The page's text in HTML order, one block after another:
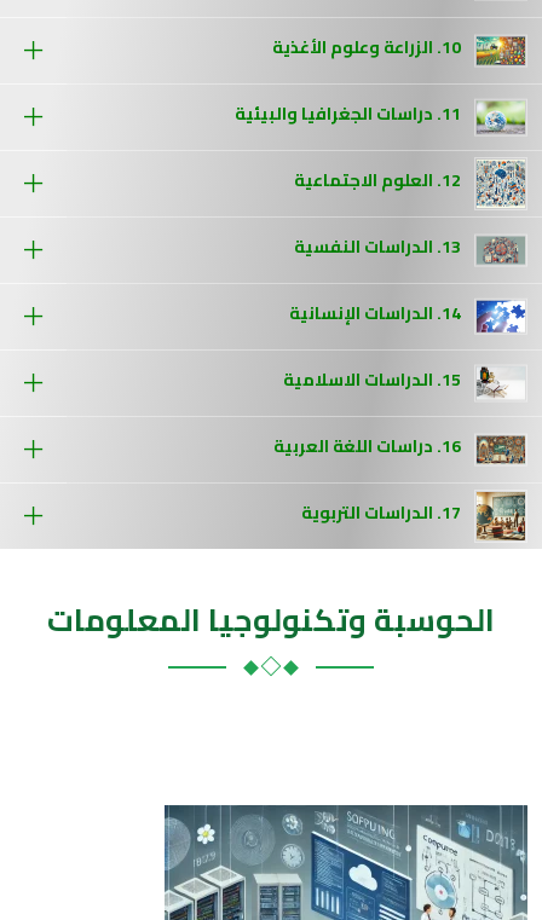
10. الزراعة وعلوم الأغذية
11. دراسات الجغرافيا والبيئية
12. العلوم الاجتماعية
13. الدراسات النفسية
14. الدراسات الإنسانية
15. الدراسات الاسلامية
16. دراسات اللغة العربية
17. الدراسات التربوية
الحوسبة وتكنولوجيا المعلومات